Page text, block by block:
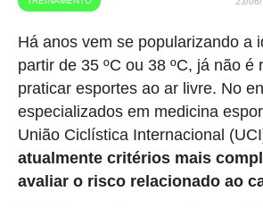
Há anos vem se popularizando a
partir de 35 ºC ou 38 ºC, já não é
praticar esportes ao ar livre. No
especializados em medicina
União Ciclística Internacional
atualmente critérios mais
avaliar o risco relacionado ao